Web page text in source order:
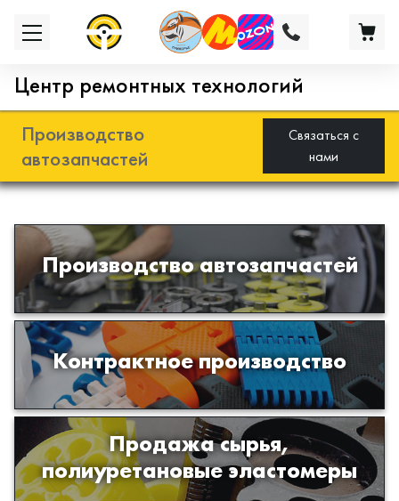
Центр ремонтных технологий
Производство
автозапчастей
Связаться с
нами
Производство автозапчастей
Разработка и производство деталей
из эластомеров для подвески
автомобиля
Контрактное производство
Производство изделий из пластиков
и полимеров по образцам либо
чертежам заказчика
Продажа сырья,
полиуретановые эластомеры
Продажа сырья для производства
изделий из полиуретана